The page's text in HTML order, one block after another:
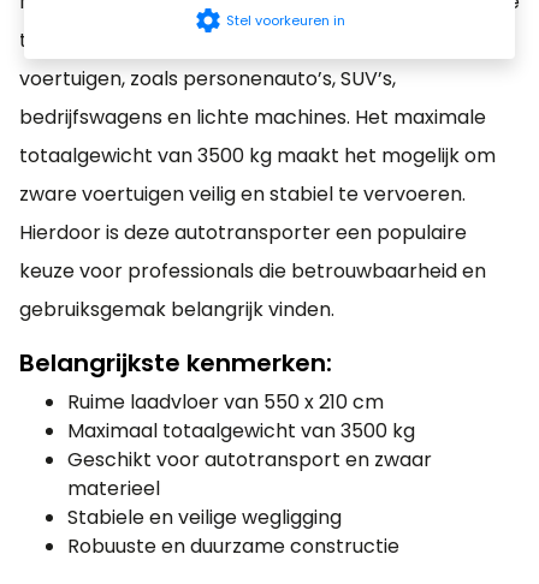
Electrisch
kantelbed
Alleen i.c.m. accu
€ 1.400,00
BJT Handlier
€ 550,00
BJT Elektrische lier
Kartt 4500
Alleen i.c.m. accu
Bandenrek
Elektrische lier BJT
transporter voldoende ruimte voor uiteenlopende
voertuigen, zoals personenauto’s, SUV’s,
bedrijfswagens en lichte machines. Het maximale
totaalgewicht van 3500 kg maakt het mogelijk om
zware voertuigen veilig en stabiel te vervoeren.
Hierdoor is deze autotransporter een populaire
keuze voor professionals die betrouwbaarheid en
gebruiksgemak belangrijk vinden.
Belangrijkste kenmerken:
Ruime laadvloer van 550 x 210 cm
Maximaal totaalgewicht van 3500 kg
Geschikt voor autotransport en zwaar
materieel
Stabiele en veilige wegligging
Robuuste en duurzame constructie
settings Stel voorkeuren in